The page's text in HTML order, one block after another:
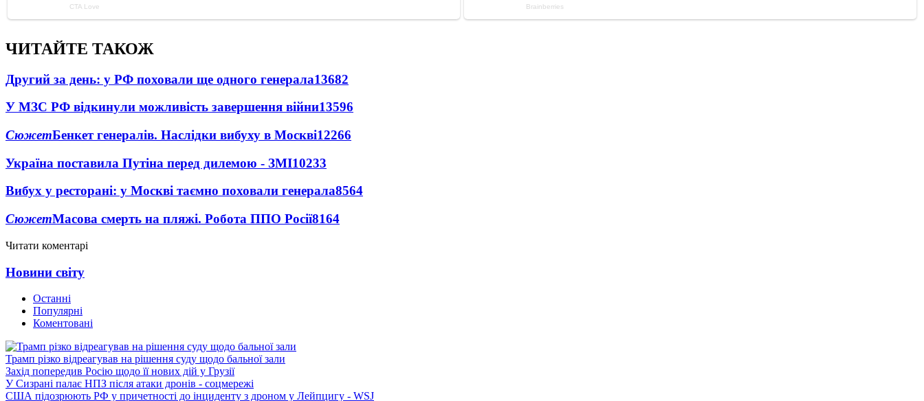
ЧИТАЙТЕ ТАКОЖ
Другий за день: у РФ поховали ще одного генерала13682
У МЗС РФ відкинули можливість завершення війни13596
СюжетБенкет генералів. Наслідки вибуху в Москві12266
Україна поставила Путіна перед дилемою - ЗМІ10233
Вибух у ресторані: у Москві таємно поховали генерала8564
СюжетМасова смерть на пляжі. Робота ППО Росії8164
Читати коментарі
Новини світу
Останні
Популярні
Коментовані
Трамп різко відреагував на рішення суду щодо бальної зали
Захід попередив Росію щодо її нових дій у Грузії
У Сизрані палає НПЗ після атаки дронів - соцмережі
США підозрюють РФ у причетності до інциденту з дроном у Лейпцигу - WSJ